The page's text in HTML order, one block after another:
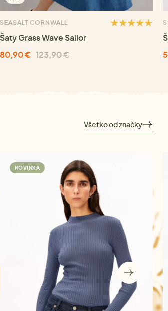
SEASALT CORNWALL
Šaty Grass Wave Sailor
80,90 € 123,90 €
Všetko od značky
NOVINKA